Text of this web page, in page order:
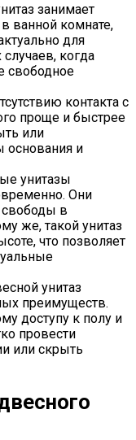
занимает
ванной комнате,
для
когда
свободное
контакта с
проще и быстрее
или
и
унитазы
Они
в
же, такой унитаз
что позволяет
унитаз
преимуществ.
доступу к полу и
провести
или скрыть